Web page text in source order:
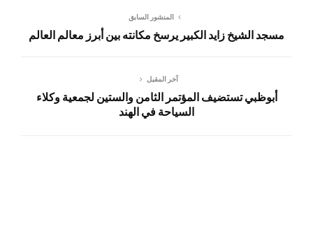
المنشور السابق
مسجد الشيخ زايد الكبير يرسخ مكانته بين أبرز معالم العالم
آخر المقبل
أبوظبي تستضيف المؤتمر الثامن والستين لجمعية وكلاء
السياحة في الهند